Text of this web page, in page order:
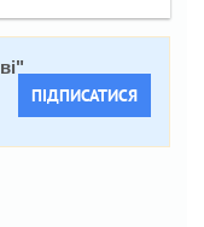
"
ПІДПИСАТИСЯ